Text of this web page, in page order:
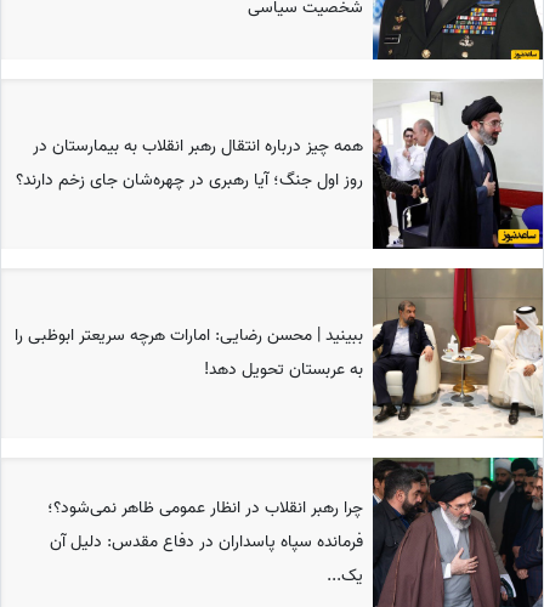
شخصیت سیاسی
همه چیز درباره انتقال رهبر انقلاب به بیمارستان در
روز اول جنگ؛ آیا رهبری در چهره‌شان جای زخم دارند؟
ببینید | محسن رضایی: امارات هرچه سریعتر ابوظبی را
به عربستان تحویل دهد!
چرا رهبر انقلاب در انظار عمومی ظاهر نمی‌شود؟؛
فرمانده سپاه پاسداران در دفاع مقدس: دلیل آن
یک...